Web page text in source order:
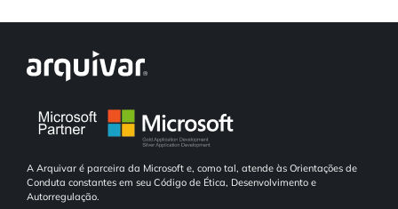
A Arquivar é parceira da Microsoft e, como tal, atende às Orientações de
Conduta constantes em seu Código de Ética, Desenvolvimento e
Autorregulação.